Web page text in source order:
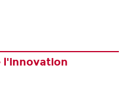
l'innovation